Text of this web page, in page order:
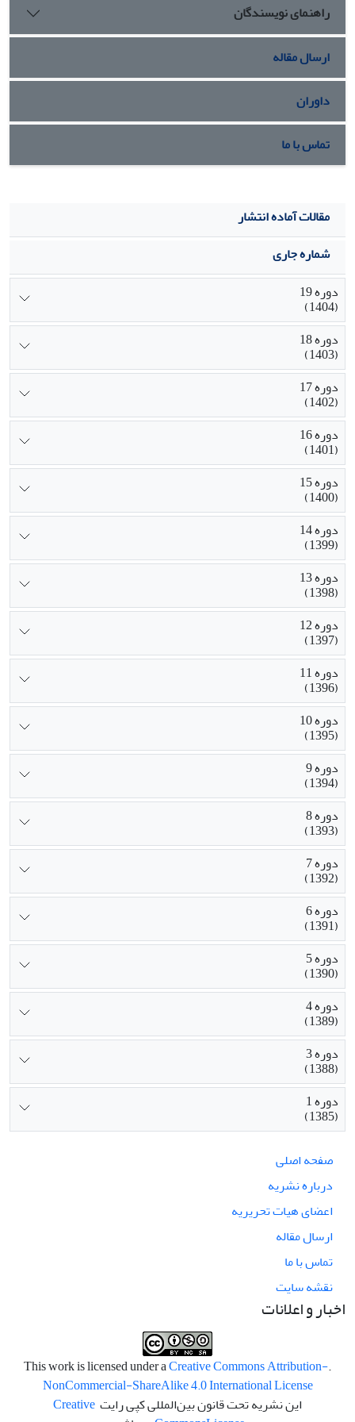
راهنمای نویسندگان
ارسال مقاله
داوران
تماس با ما
مقالات آماده انتشار
شماره جاری
دوره 19
(1404)
دوره 18
(1403)
دوره 17
(1402)
دوره 16
(1401)
دوره 15
(1400)
دوره 14
(1399)
دوره 13
(1398)
دوره 12
(1397)
دوره 11
(1396)
دوره 10
(1395)
دوره 9
(1394)
دوره 8
(1393)
دوره 7
(1392)
دوره 6
(1391)
دوره 5
(1390)
دوره 4
(1389)
دوره 3
(1388)
دوره 1
(1385)
صفحه اصلی
درباره نشریه
اعضای هیات تحریریه
ارسال مقاله
تماس با ما
نقشه سایت
اخبار و اعلانات
.This work is licensed under a
Creative Commons Attribution-
NonCommercial-ShareAlike 4.0 International License
این نشریه تحت قانون بین‌المللی کپی رایت Creative